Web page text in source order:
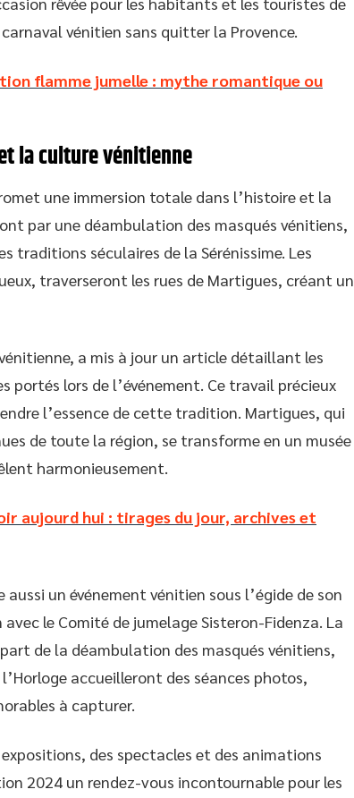
vénitien sans quitter la Provence.
flamme jumelle : mythe romantique ou
la culture vénitienne
une immersion totale dans l’histoire et la
par une déambulation des masqués vénitiens,
traditions séculaires de la Sérénissime. Les
traverseront les rues de Martigues, créant un
a mis à jour un article détaillant les
portés lors de l’événement. Ce travail précieux
l’essence de cette tradition. Martigues, qui
de toute la région, se transforme en un musée
harmonieusement.
aujourd hui : tirages du jour, archives et
un événement vénitien sous l’égide de son
le Comité de jumelage Sisteron-Fidenza. La
de la déambulation des masqués vénitiens,
accueilleront des séances photos,
à capturer.
des spectacles et des animations
2024 un rendez-vous incontournable pour les